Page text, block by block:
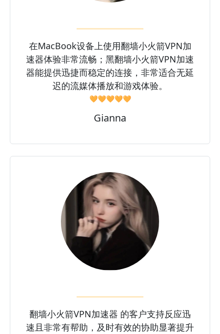
在MacBook设备上使用翻墙小火箭VPN加
速器体验非常流畅；黑翻墙小火箭VPN加速
器能提供迅捷而稳定的连接，非常适合无延
迟的流媒体播放和游戏体验。
🧡🧡🧡🧡🧡
Gianna
翻墙小火箭VPN加速器 的客户支持反应迅
速且非常有帮助，及时有效的协助显著提升